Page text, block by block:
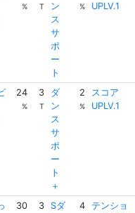
% T
ン
ス
サ
ポ
ー
ト
%
UPLV.1
24
%
3
T
ダ
ン
ス
サ
ポ
ー
ト
＋
2
%
スコア
UPLV.1
30 3
Sダ
4
テンショ